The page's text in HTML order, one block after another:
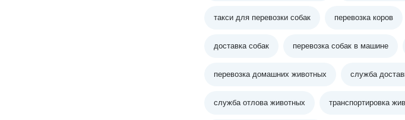
такси для перевозки собак перевозка коров
доставка собак перевозка собак в машине
перевозка домашних животных служба
служба отлова животных транспортировка